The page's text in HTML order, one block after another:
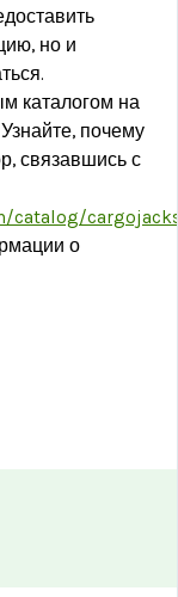
но и
каталогом на
почему
связавшись с
catalog/
о